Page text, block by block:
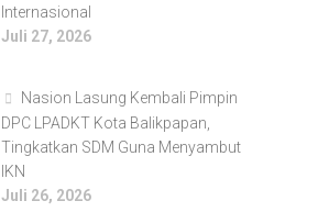
Internasional
Juli 27, 2026
Nasion Lasung Kembali Pimpin
DPC LPADKT Kota Balikpapan,
Tingkatkan SDM Guna Menyambut
IKN
Juli 26, 2026